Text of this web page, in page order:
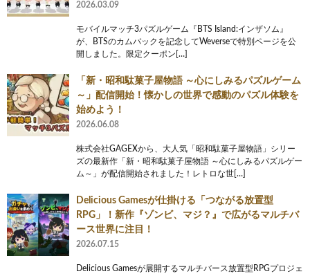
2026.03.09
モバイルマッチ3パズルゲーム『BTS Island:インザソム』
が、BTSのカムバックを記念してWeverseで特別ページを公
開しました。限定クーポン[…]
「新・昭和駄菓子屋物語 ～心にしみるパズルゲーム
～」配信開始！懐かしの世界で感動のパズル体験を
始めよう！
2026.06.08
株式会社GAGEXから、大人気「昭和駄菓子屋物語」シリー
ズの最新作「新・昭和駄菓子屋物語 ～心にしみるパズルゲー
ム～」が配信開始されました！レトロな世[…]
Delicious Gamesが仕掛ける「つながる放置型
RPG」！新作『ゾンビ、マジ？』で広がるマルチバ
ース世界に注目！
2026.07.15
Delicious Gamesが展開するマルチバース放置型RPGプロジェ